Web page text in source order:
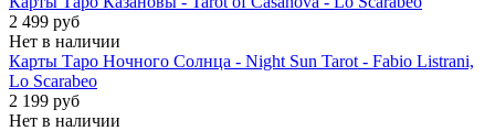
2 499 руб
Нет в наличии
Карты Таро Ночного Солнца - Night Sun Tarot - Fabio Listrani,
Lo Scarabeo
2 199 руб
Нет в наличии